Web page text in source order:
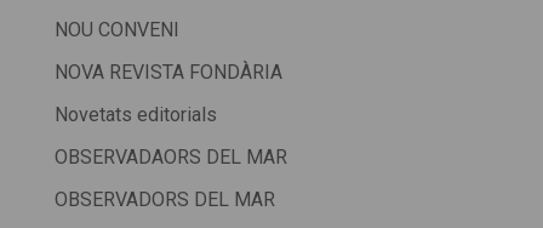
NOU CONVENI
NOVA REVISTA FONDÀRIA
Novetats editorials
OBSERVADAORS DEL MAR
OBSERVADORS DEL MAR